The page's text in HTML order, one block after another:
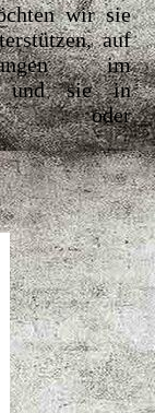
wir sie
auf
im
und sie in
oder